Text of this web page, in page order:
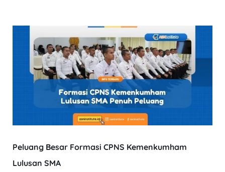
Peluang Besar Formasi CPNS Kemenkumham
Lulusan SMA
Besar
Formasi
CPNS
Kemenkumham
Lulusan